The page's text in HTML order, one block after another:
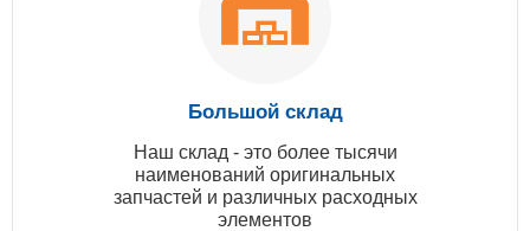
Большой склад
Наш склад - это более тысячи
наименований оригинальных
запчастей и различных расходных
элементов